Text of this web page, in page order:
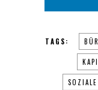
TAGS: